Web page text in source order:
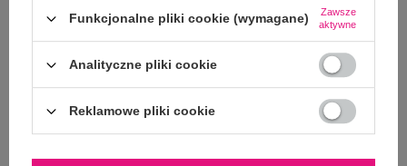
100 dni na zwrot
Funkcjonalne pliki cookie (wymagane)
Zawsze
aktywne
Analityczne pliki cookie
Reklamowe pliki cookie